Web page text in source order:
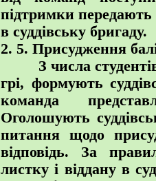
підтримки передають
в суддівську
2. 5. Присудження
З числа студентів
грі, формують
команда
Оголошують
питання щодо
відповідь. За
листку і віддану в